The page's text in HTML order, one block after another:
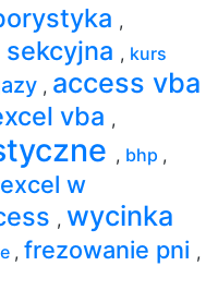
,
, kurs
, access vba
vba ,
, bhp ,
excel w
, wycinka
, frezowanie pni ,